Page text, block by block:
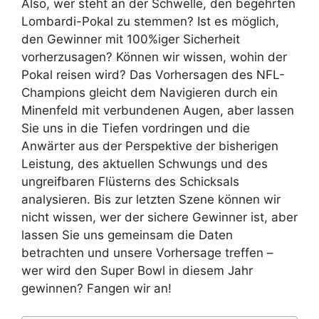
Also, wer steht an der Schwelle, den begehrten
Lombardi-Pokal zu stemmen? Ist es möglich,
den Gewinner mit 100%iger Sicherheit
vorherzusagen? Können wir wissen, wohin der
Pokal reisen wird? Das Vorhersagen des NFL-
Champions gleicht dem Navigieren durch ein
Minenfeld mit verbundenen Augen, aber lassen
Sie uns in die Tiefen vordringen und die
Anwärter aus der Perspektive der bisherigen
Leistung, des aktuellen Schwungs und des
ungreifbaren Flüsterns des Schicksals
analysieren. Bis zur letzten Szene können wir
nicht wissen, wer der sichere Gewinner ist, aber
lassen Sie uns gemeinsam die Daten
betrachten und unsere Vorhersage treffen –
wer wird den Super Bowl in diesem Jahr
gewinnen? Fangen wir an!